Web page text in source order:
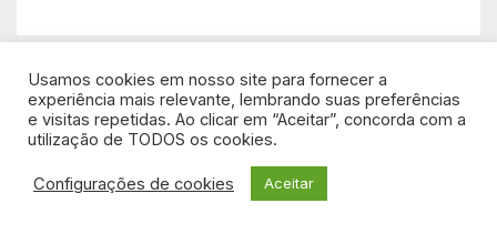
Super Programador
Usamos cookies em nosso site para fornecer a
experiência mais relevante, lembrando suas preferências
e visitas repetidas. Ao clicar em “Aceitar”, concorda com a
utilização de TODOS os cookies.
Configurações de cookies Aceitar